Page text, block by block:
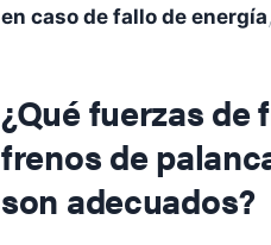
en caso de fallo de energía
¿Qué fuerzas de
frenos de
son adecuados?